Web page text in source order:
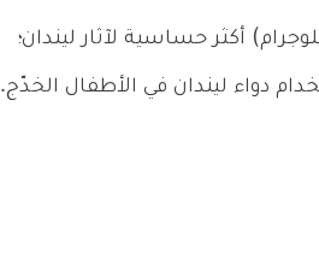
والأطفال أو الأشخاص الذين يقل وزنهم عن 110 رطل (50 كيلوجرام) أكثر حساسية لآثار ليندان؛
دواء ليندان في الأطفال الخدّج.